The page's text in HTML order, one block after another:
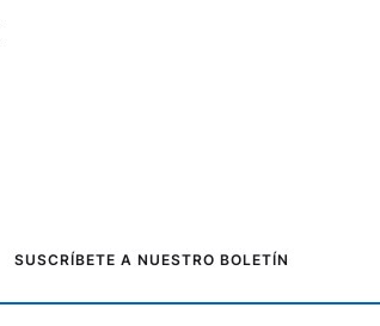
SUSCRÍBETE A NUESTRO BOLETÍN